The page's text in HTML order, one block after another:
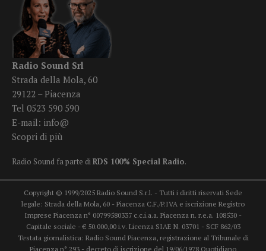
Radio Sound Srl
Strada della Mola, 60
29122 – Piacenza
Tel 0523 590 590
E-mail: info@
Scopri di più
Radio Sound fa parte diRDS 100% Special Radio.
Copyright © 1999/2025 Radio Sound S.r.l. - Tutti i diritti riservati Sede
legale: Strada della Mola, 60 - Piacenza C.F./P.IVA e iscrizione Registro
Imprese Piacenza n° 00799580337 c.c.i.a.a. Piacenza n. r.e.a. 108530 -
Capitale sociale - € 50.000,00 i.v. Licenza SIAE N. 03701 - SCF 862/03
Testata giornalistica: Radio Sound Piacenza, registrazione al Tribunale di
Piacenza n° 293 - decreto di iscrizione del 19/06/1978 Quotidiano